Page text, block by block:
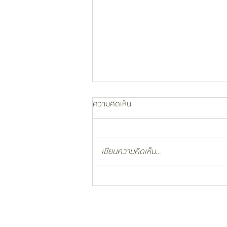
กางเต็นท์ในรีสอร์ท ที่ได้คะแนน
ความคิดเห็น
เขียนความคิดเห็น…